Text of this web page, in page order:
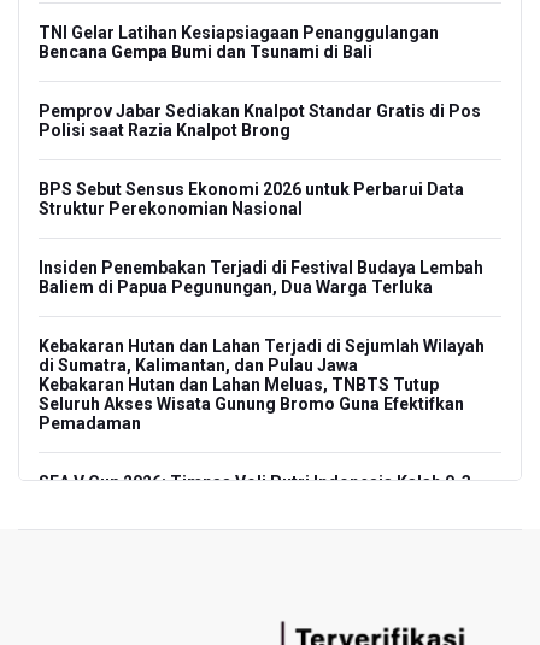
TNI Gelar Latihan Kesiapsiagaan Penanggulangan
Bencana Gempa Bumi dan Tsunami di Bali
Pemprov Jabar Sediakan Knalpot Standar Gratis di Pos
Polisi saat Razia Knalpot Brong
BPS Sebut Sensus Ekonomi 2026 untuk Perbarui Data
Struktur Perekonomian Nasional
Insiden Penembakan Terjadi di Festival Budaya Lembah
Baliem di Papua Pegunungan, Dua Warga Terluka
Kebakaran Hutan dan Lahan Terjadi di Sejumlah Wilayah
di Sumatra, Kalimantan, dan Pulau Jawa
Kebakaran Hutan dan Lahan Meluas, TNBTS Tutup
Seluruh Akses Wisata Gunung Bromo Guna Efektifkan
Pemadaman
SEA V Cup 2026: Timnas Voli Putri Indonesia Kalah 0-3
Pakar: Pengungkapan TPPU Eks Jampidsus Febrie